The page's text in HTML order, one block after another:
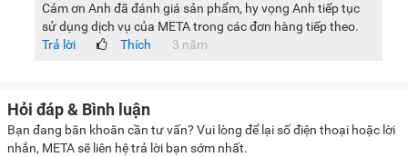
Cảm ơn Anh đã đánh giá sản phẩm, hy vọng Anh tiếp tục
sử dụng dịch vụ của META trong các đơn hàng tiếp theo.
Trả lời
Thích 3 năm
Hỏi đáp & Bình luận
Bạn đang băn khoăn cần tư vấn? Vui lòng để lại số điện thoại hoặc lời
nhắn, META sẽ liên hệ trả lời bạn sớm nhất.